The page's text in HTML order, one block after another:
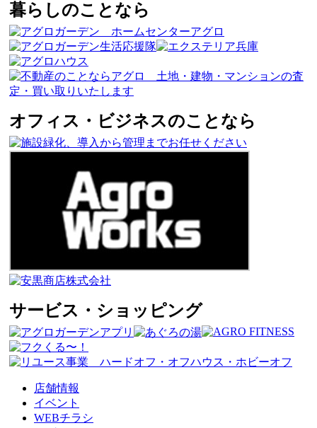
暮らしのことなら
オフィス・ビジネスのことなら
サービス・ショッピング
店舗情報
イベント
WEBチラシ